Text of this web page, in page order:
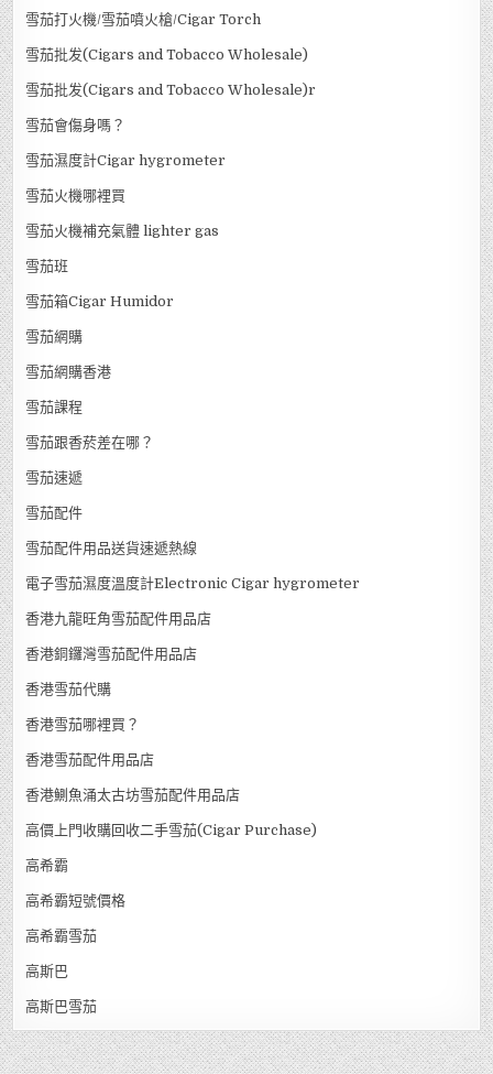
雪茄打火機/雪茄噴火槍/Cigar Torch
雪茄批发(Cigars and Tobacco Wholesale)
雪茄批发(Cigars and Tobacco Wholesale)r
雪茄會傷身嗎？
雪茄濕度計Cigar hygrometer
雪茄火機哪裡買
雪茄火機補充氣體 lighter gas
雪茄班
雪茄箱Cigar Humidor
雪茄網購
雪茄網購香港
雪茄課程
雪茄跟香菸差在哪？
雪茄速遞
雪茄配件
雪茄配件用品送貨速遞熱線
電子雪茄濕度溫度計Electronic Cigar hygrometer
香港九龍旺角雪茄配件用品店
香港銅鑼灣雪茄配件用品店
香港雪茄代購
香港雪茄哪裡買？
香港雪茄配件用品店
香港鰂魚涌太古坊雪茄配件用品店
高價上門收購回收二手雪茄(Cigar Purchase)
高希霸
高希霸短號價格
高希霸雪茄
高斯巴
高斯巴雪茄